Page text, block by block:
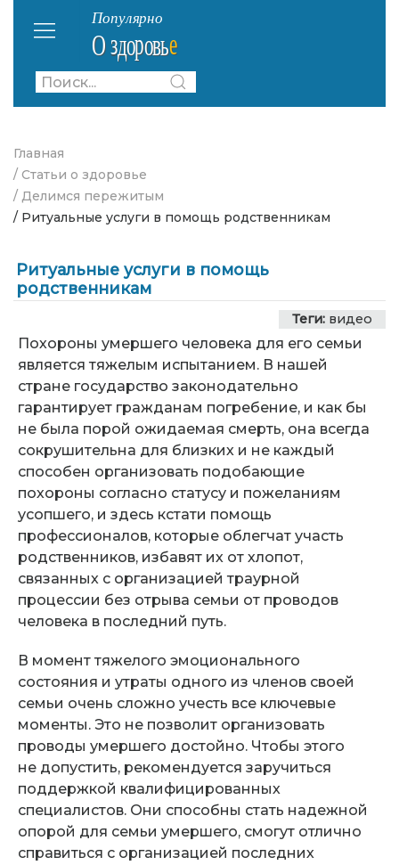
Главная
/ Статьи о здоровье
/ Делимся пережитым
/ Ритуальные услуги в помощь родственникам
Ритуальные услуги в помощь
родственникам
Теги: видео
Похороны умершего человека для его семьи
является тяжелым испытанием. В нашей
стране государство законодательно
гарантирует гражданам погребение, и как бы
не была порой ожидаемая смерть, она всегда
сокрушительна для близких и не каждый
способен организовать подобающие
похороны согласно статусу и пожеланиям
усопшего, и здесь кстати помощь
профессионалов, которые облегчат участь
родственников, избавят их от хлопот,
связанных с организацией траурной
процессии без отрыва семьи от проводов
человека в последний путь.
В момент тяжелого эмоционального
состояния и утраты одного из членов своей
семьи очень сложно учесть все ключевые
моменты. Это не позволит организовать
проводы умершего достойно. Чтобы этого
не допустить, рекомендуется заручиться
поддержкой квалифицированных
специалистов. Они способны стать надежной
опорой для семьи умершего, смогут отлично
справиться с организацией последних